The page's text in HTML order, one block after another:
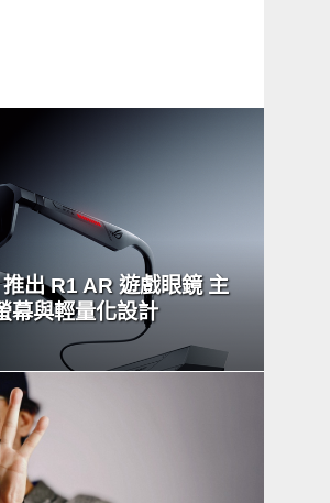
出 R1 AR 遊戲眼鏡 主
幕與輕量化設計
READ
MORE
READ